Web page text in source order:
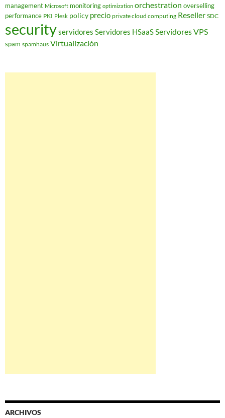
management Microsoft monitoring optimization orchestration overselling
performance PKI Plesk policy precio private cloud computing Reseller SDC
securityservidores Servidores HSaaSServidores VPS
spam spamhaus Virtualización
ARCHIVOS